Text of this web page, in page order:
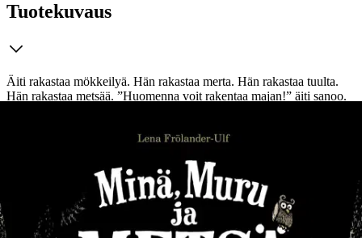
Tuotekuvaus
Äiti rakastaa mökkeilyä. Hän rakastaa merta. Hän rakastaa tuulta.
Hän rakastaa metsää. ”Huomenna voit rakentaa majan!” äiti sanoo.
pidätellyt tosi pitkään.Metsä on täynnä mönkijöitä ja merkillistä
mitä hyvänsä: kuusi joka tarvitsee apua, itkevä näkki tai hermostunut
Pikku ihmisen ensiaskeleet ovat haparoivia mutta
käyvät varmemmiksi.Metsän kanssa voi ystävystyä.Raapetöinä ja
akvarelleina toteutettu salaperäinen kuvitus herättelee niin pienten
kuin isojenkin lukijoiden mielikuvituksen.